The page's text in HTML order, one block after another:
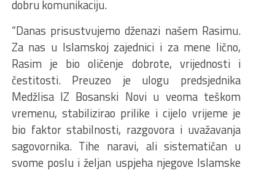
dobru komunikaciju.
“Danas prisustvujemo dženazi našem Rasimu.
Za nas u Islamskoj zajednici i za mene lično,
Rasim je bio oličenje dobrote, vrijednosti i
čestitosti. Preuzeo je ulogu predsjednika
Medžlisa IZ Bosanski Novi u veoma teškom
vremenu, stabilizirao prilike i cijelo vrijeme je
bio faktor stabilnosti, razgovora i uvažavanja
sagovornika. Tihe naravi, ali sistematičan u
svome poslu i željan uspjeha njegove Islamske